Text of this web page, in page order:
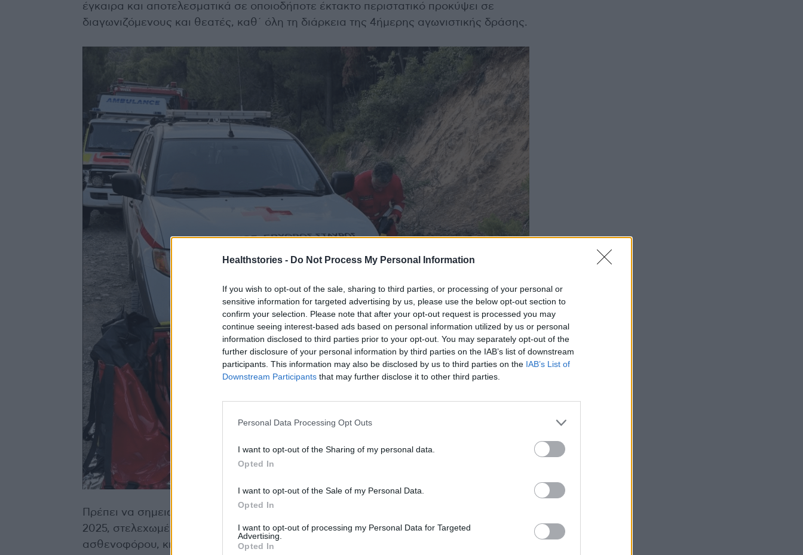
Healthstories - Do Not Process My Personal Information
If you wish to opt-out of the sale, sharing to third parties, or processing of your personal or
sensitive information for targeted advertising by us, please use the below opt-out section to
confirm your selection. Please note that after your opt-out request is processed you may
continue seeing interest-based ads based on personal information utilized by us or personal
information disclosed to third parties prior to your opt-out. You may separately opt-out of the
further disclosure of your personal information by third parties on the IAB’s list of downstream
participants. This information may also be disclosed by us to third parties on the IAB’s List of
Downstream Participants that may further disclose it to other third parties.
Personal Data Processing Opt Outs
I want to opt-out of the Sharing of my personal data.
Opted In
I want to opt-out of the Sale of my Personal Data.
Opted In
I want to opt-out of processing my Personal Data for Targeted
Advertising.
Opted In
έγκαιρα και αποτελεσματικά σε οποιοδήποτε έκτακτο περιστατικό προκύψει σε
διαγωνιζόμενους και θεατές, καθ΄ όλη τη διάρκεια της 4ήμερης αγωνιστικής δράσης.
Πρέπει να σημειωθεί ότι, το κλιμάκιο έκτακτης επέμβασης του EΚΟ Rally Acropolis
2025, στελεχωμένο από εθελοντές Σαμαρείτες-Διασώστες, ιατρό και πλήρωμα
ασθενοφόρου, κινητοποιήθηκε άμεσα, σε περιστατικό πρόσκρουσης αγωνιστικού